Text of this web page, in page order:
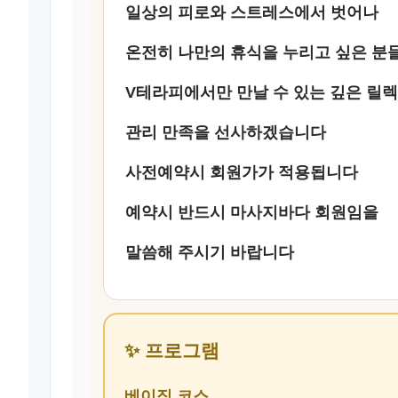
일상의 피로와 스트레스에서 벗어나
온전히 나만의 휴식을 누리고 싶은 분
V테라피에서만 만날 수 있는 깊은 릴
관리 만족을 선사하겠습니다
사전예약시 회원가가 적용됩니다
예약시 반드시 마사지바다 회원임을
말씀해 주시기 바랍니다
✨ 프로그램